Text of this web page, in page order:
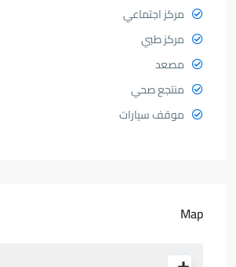
مركز اجتماعي
مركز طبي
مصعد
منتجع صحي
موقف سيارات
Map